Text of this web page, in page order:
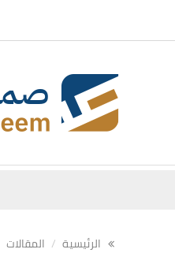
الرئيسية المقالات